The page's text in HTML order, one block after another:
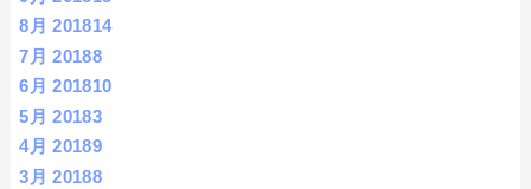
8月 201814
7月 20188
6月 201810
5月 20183
4月 20189
3月 20188